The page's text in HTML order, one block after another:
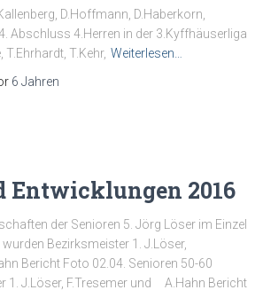
D.Hoffmann, D.Haberkorn,
Abschluss 4.Herren in der 3.Kyffhäuserliga
T.Ehrhardt, T.Kehr, Weiterlesen…
6 Jahren
Entwicklungen 2016
der Senioren 5. Jörg Löser im Einzel
Bezirksmeister 1. J.Löser,
Bericht Foto 02.04. Senioren 50-60
1. J.Löser, F.Tresemer und A.Hahn Bericht